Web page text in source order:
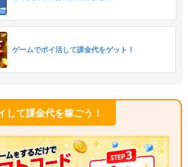
ゲームでポイ活して課金代をゲット！
して課金代を稼ごう！